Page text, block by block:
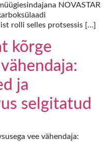
NOVASTAR
rolli selles protsessis […]
kõrge
ja
selgitatud
vee vähendaja: